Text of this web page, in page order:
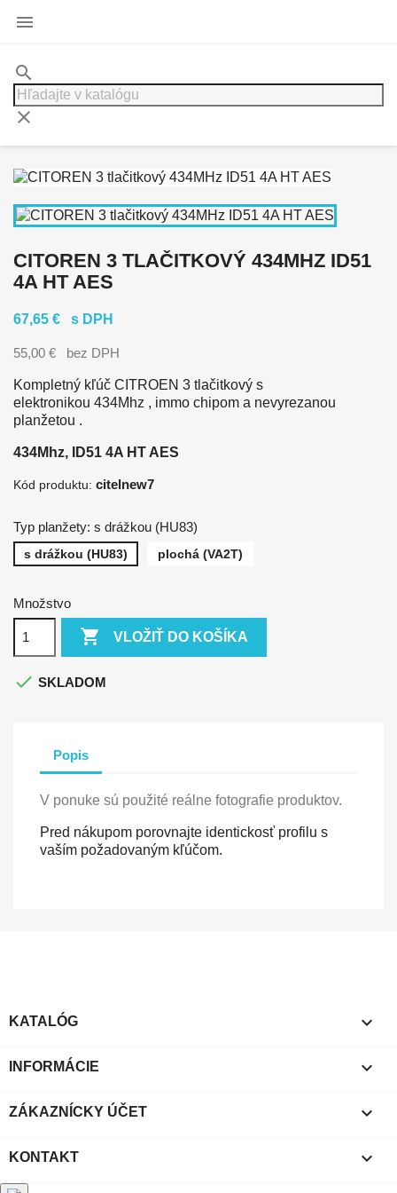

search
clear
CITOREN 3 TLAČITKOVÝ 434MHZ ID51
4A HT AES
67,65 € s DPH
55,00 € bez DPH
Kompletný kľúč CITROEN 3 tlačitkový s
elektronikou 434Mhz , immo chipom a nevyrezanou
planžetou .
434Mhz, ID51 4A HT AES
Kód produktu: citelnew7
Typ planžety: s drážkou (HU83)
s drážkou (HU83) plochá (VA2T)
Množstvo
 VLOŽIŤ DO KOŠÍKA
 SKLADOM
Popis
V ponuke sú použité reálne fotografie produktov.
Pred nákupom porovnajte identickosť profilu s
vaším požadovaným kľúčom.
KATALÓG 
INFORMÁCIE 
ZÁKAZNÍCKY ÚČET 
KONTAKT 